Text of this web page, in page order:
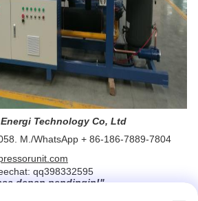
Technology Co, Ltd
M./WhatsApp + 86-186-7889-7804
qq398332595
depan pendingin!"